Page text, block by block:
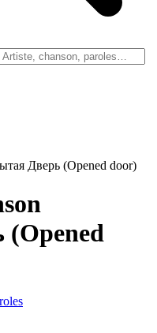
Дверь (Opened door)